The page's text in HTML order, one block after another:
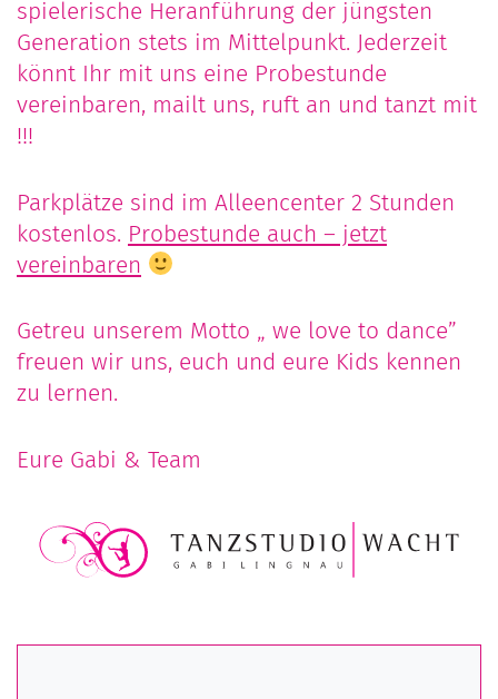
spielerische Heranführung der jüngsten
Generation stets im Mittelpunkt. Jederzeit
könnt Ihr mit uns eine Probestunde
vereinbaren, mailt uns, ruft an und tanzt mit
!!!
Parkplätze sind im Alleencenter 2 Stunden
kostenlos. Probestunde auch – jetzt
vereinbaren
Getreu unserem Motto „ we love to dance”
freuen wir uns, euch und eure Kids kennen
zu lernen.
Eure Gabi & Team